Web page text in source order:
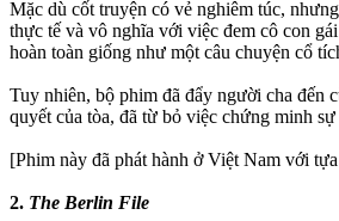
Mặc dù cốt truyện có vẻ nghiêm túc,
thực tế và vô nghĩa với việc đem cô con
hoàn toàn giống như một câu chuyện cổ
Tuy nhiên, bộ phim đã đẩy người cha đến
quyết của tòa, đã từ bỏ việc chứng minh
[Phim này đã phát hành ở Việt Nam với tựa
2. The Berlin File